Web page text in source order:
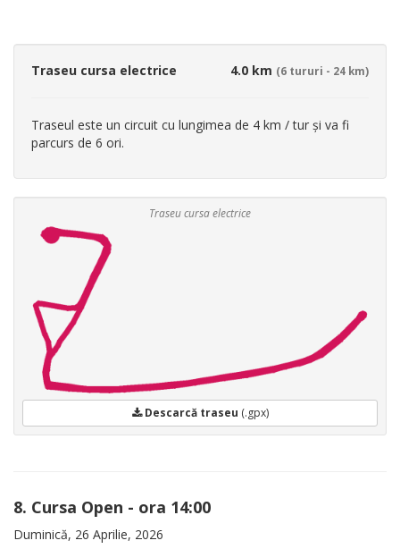
Traseu cursa electrice 4.0 km (6 tururi - 24 km)
Traseul este un circuit cu lungimea de 4 km / tur și va fi
parcurs de 6 ori.
Traseu cursa electrice
Descarcă traseu (.gpx)
8. Cursa Open - ora 14:00
Duminică, 26 Aprilie, 2026